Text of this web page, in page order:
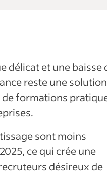
délicat et une baisse
reste une solution
formations
sont moins
ce qui crée une
désireux de